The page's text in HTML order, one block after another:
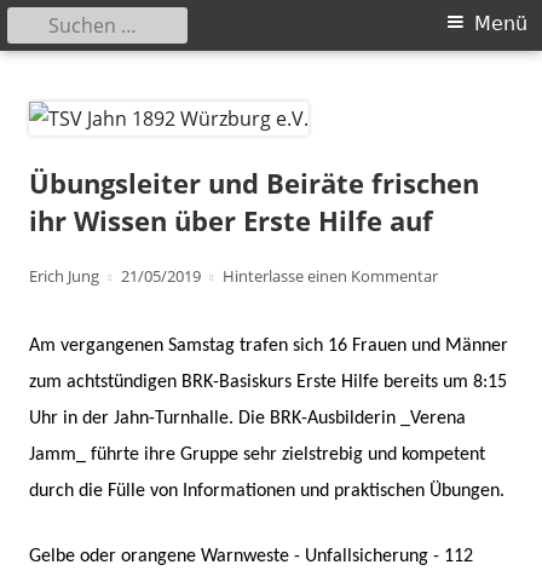
zum
Primäres
Menü
Suchen
nach:
Übungsleiter und Beiräte frischen
ihr Wissen über Erste Hilfe auf
Autor
Erich Jung
Veröffentlicht
21/05/2019 Hinterlasse einen Kommentarzu
Am vergangenen Samstag trafen sich 16 Frauen und Männer
zum achtstündigen BRK-Basiskurs Erste Hilfe bereits um 8:15
Uhr in der Jahn-Turnhalle. Die BRK-Ausbilderin _Verena
Jamm_ führte ihre Gruppe sehr zielstrebig und kompetent
durch die Fülle von Informationen und praktischen Übungen.
Gelbe oder orangene Warnweste - Unfallsicherung - 112